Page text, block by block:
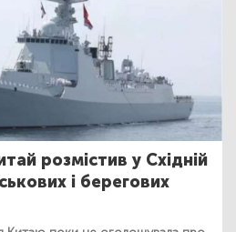
розмістив у Східній
і берегових